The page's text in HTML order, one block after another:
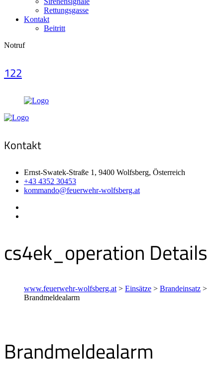
Rettungsgasse
Kontakt
Beitritt
Notruf
122
Kontakt
Ernst-Swatek-Straße 1, 9400 Wolfsberg, Österreich
+43 4352 30453
kommando@feuerwehr-wolfsberg.at
cs4ek_operation Details
www.feuerwehr-wolfsberg.at > Einsätze > Brandeinsatz >
Brandmeldealarm
Brandmeldealarm